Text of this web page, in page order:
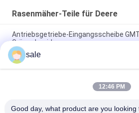
Rasenmäher-Teile für Deere
Antriebsgetriebe-Eingangsscheibe
Grünschneider
Kupplungs-Proalligator 2030 Druck-
GM809221 der 2020 Kupplungs-DIS
Rasenmäherteile Anlassermotor
sale
12:46 PM
Good day, what product are you looking